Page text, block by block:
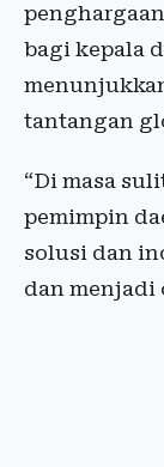
bagi kepala
tantangan
“Di masa
pemimpin
solusi dan
dan menjadi